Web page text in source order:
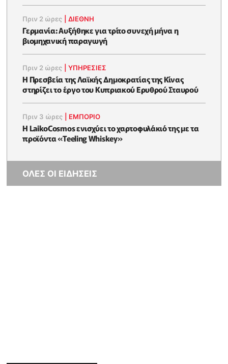
Πριν 2 ώρες |ΔΙΕΘΝΗ
Γερμανία: Αυξήθηκε για τρίτο συνεχή μήνα η
βιομηχανική παραγωγή
Πριν 2 ώρες |ΥΠΗΡΕΣΙΕΣ
Η Πρεσβεία της Λαϊκής Δημοκρατίας της Κίνας
στηρίζει το έργο του Κυπριακού Ερυθρού Σταυρού
Πριν 3 ώρες ΕΜΠΟΡΙΟ
Η LaikoCosmos ενισχύει το χαρτοφυλάκιό της με τα
προϊόντα «Teeling Whiskey»
ΟΛΕΣ ΟΙ ΕΙΔΗΣΕΙΣ